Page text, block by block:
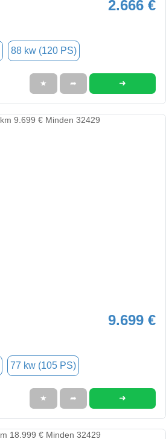
2.666 €
88 kw (120 PS)
★ ➦ ➜
9.699 €
77 kw (105 PS)
★ ➦ ➜